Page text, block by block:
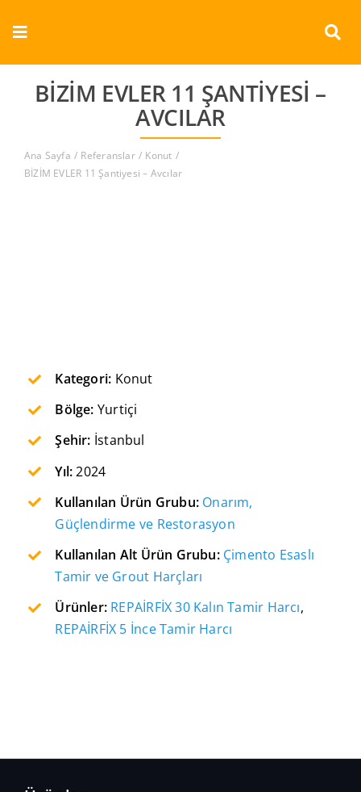
Toggle
Navigation
Kurumsal
Dokümanlar
BİZİM EVLER 11 ŞANTIYESI –
AVCILAR
Ana Sayfa Referanslar
Konut
BİZİM EVLER 11 Şantiyesi – Avcılar
Kategori: Konut
Bölge: Yurtiçi
Şehir: İstanbul
Yıl:2024
Kullanılan Ürün Grubu: Onarım,
Güçlendirme ve Restorasyon
Kullanılan Alt Ürün Grubu: Çimento Esaslı
Tamir ve Grout Harçları
Ürünler: REPAİRFİX 30 Kalın Tamir Harcı,
REPAİRFİX 5 İnce Tamir Harcı